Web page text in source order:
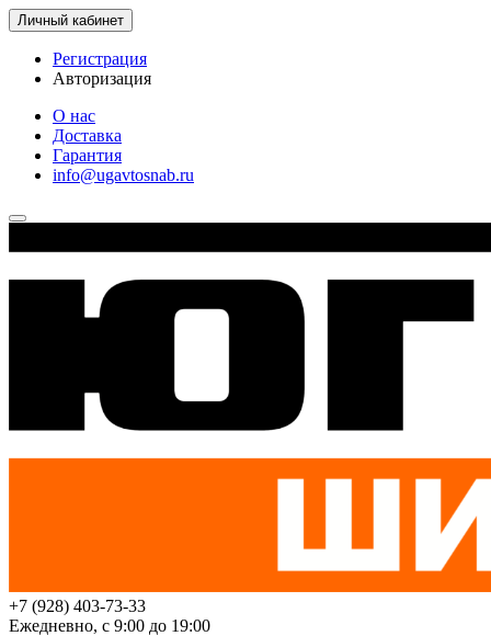
Личный кабинет
Регистрация
Авторизация
О нас
Доставка
Гарантия
info@ugavtosnab.ru
+7 (928) 403-73-33
Ежедневно, с 9:00 до 19:00